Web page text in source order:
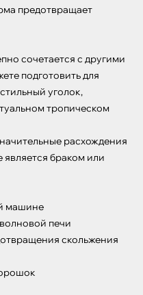
предотвращает
сочетается с другими
подготовить для
уголок,
тропическом
расхождения
является браком или
машине
печи
скольжения